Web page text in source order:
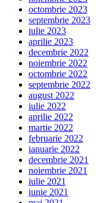
octombrie 2023
septembrie 2023
iulie 2023
aprilie 2023
decembrie 2022
noiembrie 2022
octombrie 2022
septembrie 2022
august 2022
iulie 2022
aprilie 2022
martie 2022
februarie 2022
ianuarie 2022
decembrie 2021
noiembrie 2021
iulie 2021
iunie 2021